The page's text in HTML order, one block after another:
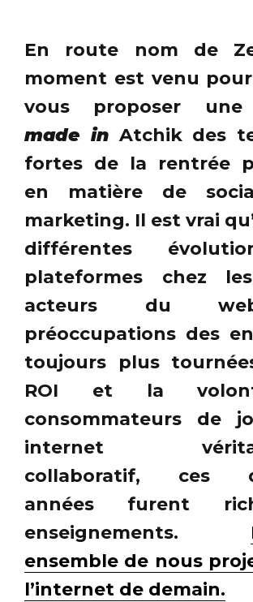
En route nom de
moment est venu
vous proposer une
made inAtchik des
fortes de la rentrée
en matière de
marketing. Il est vrai
différentes
plateformes chez
acteurs du
préoccupations des
toujours plus
ROI et la
consommateurs de
internet
collaboratif, ces
années furent
enseignements.
ensemble de nous
l’internet de demain.